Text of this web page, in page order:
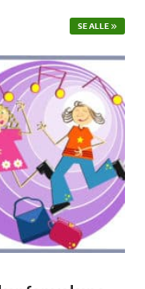
SE ALLE